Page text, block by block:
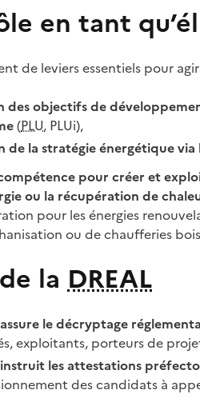
en tant
de leviers essentiels pour
des objectifs de
(PLU, PLUi),
de la stratégie énergétique
pour créer et
ou la récupération de
pour les énergies
ou de chaufferies
la DREAL
assure le décryptage
exploitants, porteurs de
instruit les attestations
des candidats à